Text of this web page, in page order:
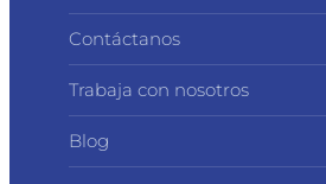
Contáctanos
Trabaja con nosotros
Blog